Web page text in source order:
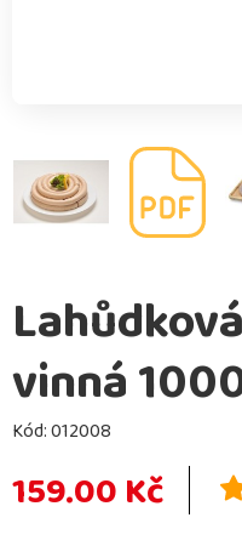
vinná
Kód:012008
159.00 Kč